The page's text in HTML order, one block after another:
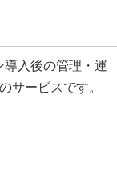
導入後の管理・運
サービスです。